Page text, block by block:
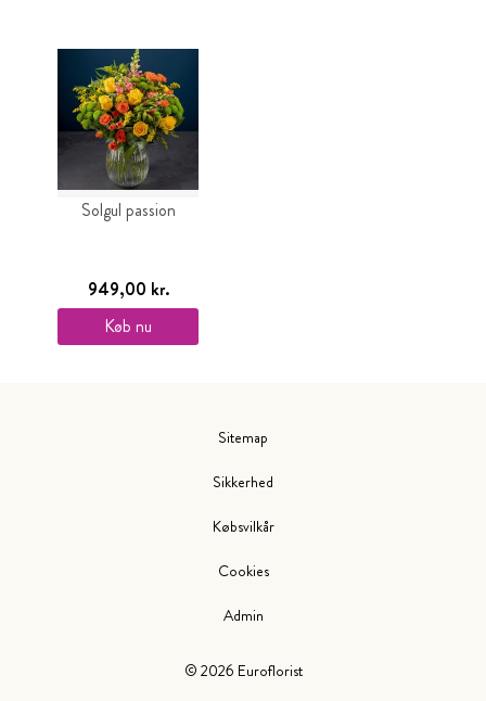
Solgul passion
949,00 kr.
Køb nu
© 2026 Euroflorist
Sitemap
Sikkerhed
Købsvilkår
Cookies
Admin